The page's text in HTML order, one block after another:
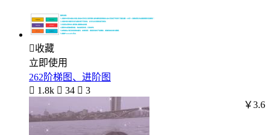
收藏
立即使用
262阶梯图、进阶图
 1.8k  34  3
￥3.6